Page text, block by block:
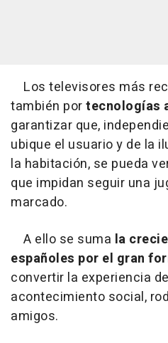
Los televisores más
también portecnologías
garantizar que,
ubique el usuario y de la
la habitación, se pueda
que impidan seguir una
marcado.
A ello se suma la
españoles por el gran
convertir la experiencia
acontecimiento social,
amigos.